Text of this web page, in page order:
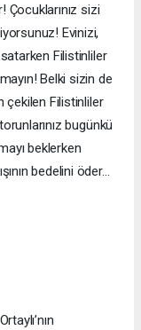
sizi
Evinizi,
satarken Filistinliler
Belki sizin de
çekilen Filistinliler
bugünkü
beklerken
bedelini öder...